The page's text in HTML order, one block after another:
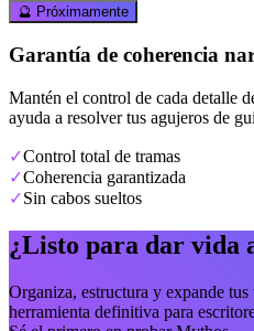
🔮 Próximamente
Garantía de coherencia
Mantén el control de cada detalle
ayuda a resolver tus agujeros de
✓Control total de tramas
✓Coherencia garantizada
✓Sin cabos sueltos
¿Listo para dar vida
Organiza, estructura y expande
herramienta definitiva para